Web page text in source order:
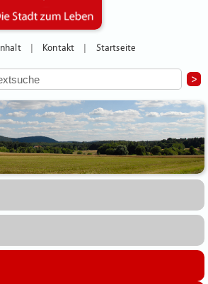
Inhalt Kontakt Startseite